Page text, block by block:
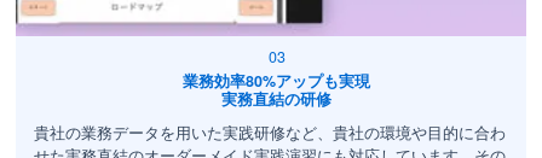
業務効率80%アップも実現
実務直結の研修
貴社の業務データを用いた実践研修など、貴社の環境や目的に合わ